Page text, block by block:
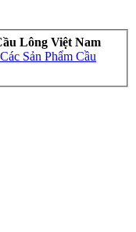
Lông Việt Nam
Sản Phẩm Cầu